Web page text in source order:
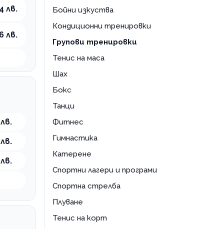
лв.
лв.
Бойни изкуства
Кондиционни тренировки
Групови тренировки
Тенис на маса
Шах
Бокс
Танци
Фитнес
Гимнастика
Катерене
Спортни лагери и програми
Спортна стрелба
Плуване
Тенис на корт